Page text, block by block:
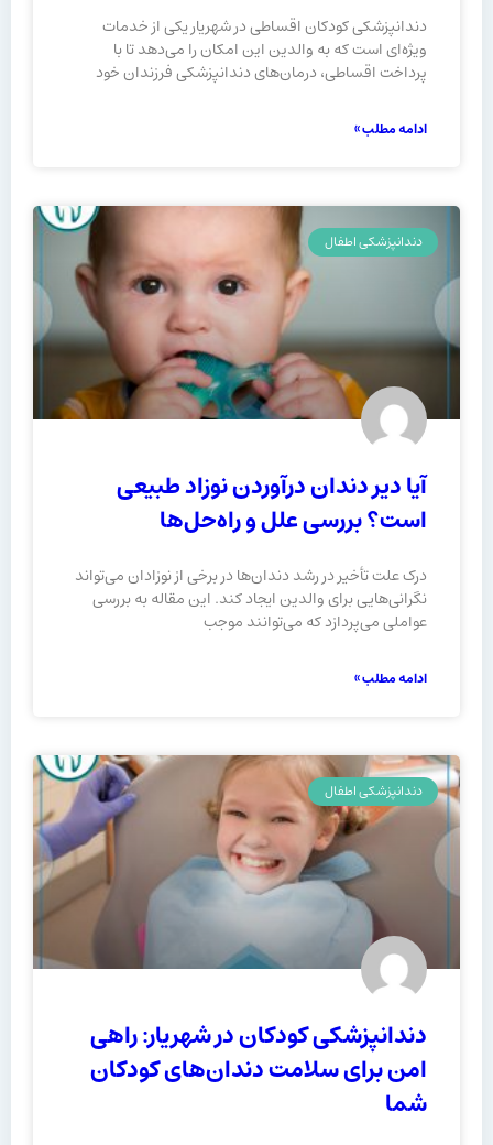
دندانپزشکی کودکان اقساطی در شهریار یکی از خدمات
ویژه‌ای است که به والدین این امکان را می‌دهد تا با
پرداخت اقساطی، درمان‌های دندانپزشکی فرزندان خود
ادامه مطلب »
دندانپزشکی اطفال
آیا دیر دندان درآوردن نوزاد طبیعی
است؟ بررسی علل و راه‌حل‌ها
درک علت تأخیر در رشد دندان‌ها در برخی از نوزادان می‌تواند
نگرانی‌هایی برای والدین ایجاد کند. این مقاله به بررسی
عواملی می‌پردازد که می‌توانند موجب
ادامه مطلب »
دندانپزشکی اطفال
دندانپزشکی کودکان در شهریار: راهی
امن برای سلامت دندان‌های کودکان
شما